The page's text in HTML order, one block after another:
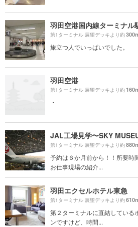
羽田空港国内線ターミナル
第1ターミナル 展望デッキより約
旅立つ人でいっぱいでした。
羽田空港
第1ターミナル 展望デッキより約
・
JAL工場見学〜SKY
第1ターミナル 展望デッキより約
予約は６か月前から！！所要時
お仕事現場の紹介...
羽田エクセルホテル東急
第1ターミナル 展望デッキより約
第２ターミナルに直結している
ンですけど、時間...